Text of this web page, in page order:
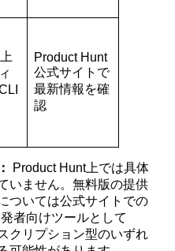
Product Hunt
公式サイトで
最新情報を確
認
Product Hunt上では具体
いません。無料版の提供
ついては公式サイトでの
者向けツールとして
クリプション型のいずれ